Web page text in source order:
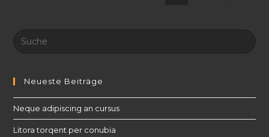
Search
Neueste Beiträge
Neque adipiscing an cursus
Litora torqent per conubia